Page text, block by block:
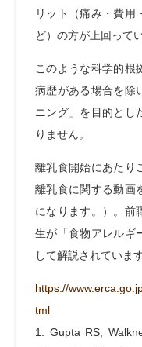
リット（痛み・費用
ど）の方が上回って
このような科学的根
病歴がある場合を除
ニング」を目的とし
りません。
離乳食開始にあたり
離乳食に関する動画
になります。）。前
生が「食物アレルギ
して解説されています
https://
tml
1. Gupta RS,